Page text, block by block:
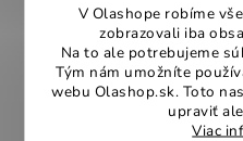
V Olashope robíme
zobrazovali iba
Na to ale potrebujeme
Tým nám umožníte
webu Olashop.sk. Toto
upraviť
Viac